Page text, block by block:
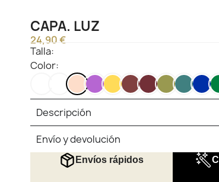
CAPA. LUZ
24,90 €
Talla:
Color:
NEGROBLANCO
ROSA
PALO
LILA MOSTAZA
MARRON
VINOVERDE
OLIVA
AZUL
Descripción
Envío y devolución
Envíos rápidos